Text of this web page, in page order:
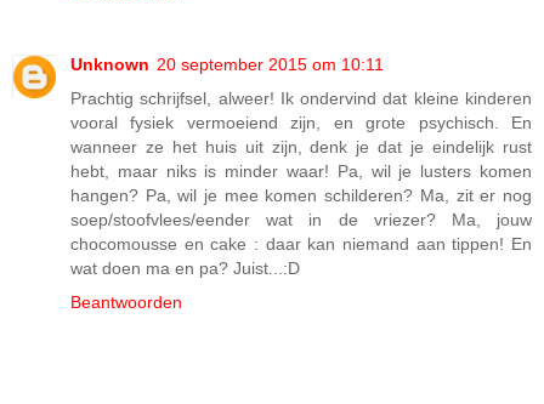
Unknown 20 september 2015 om 10:11
Prachtig schrijfsel, alweer! Ik ondervind dat kleine kinderen
vooral fysiek vermoeiend zijn, en grote psychisch. En
wanneer ze het huis uit zijn, denk je dat je eindelijk rust
hebt, maar niks is minder waar! Pa, wil je lusters komen
hangen? Pa, wil je mee komen schilderen? Ma, zit er nog
soep/stoofvlees/eender wat in de vriezer? Ma, jouw
chocomousse en cake : daar kan niemand aan tippen! En
wat doen ma en pa? Juist...:D
Beantwoorden